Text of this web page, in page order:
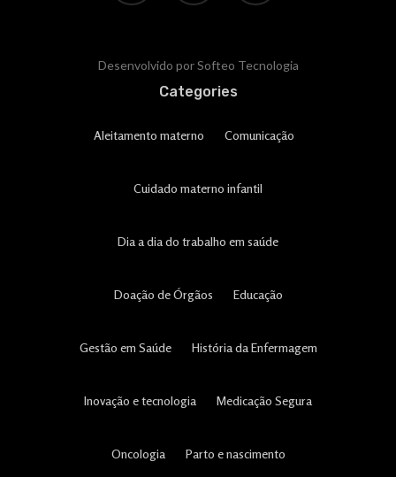
Desenvolvido por Softeo Tecnologia
Categories
Aleitamento materno Comunicação
Cuidado materno infantil
Dia a dia do trabalho em saúde
Doação de Órgãos Educação
Gestão em Saúde História da Enfermagem
Inovação e tecnologia Medicação Segura
Oncologia Parto e nascimento